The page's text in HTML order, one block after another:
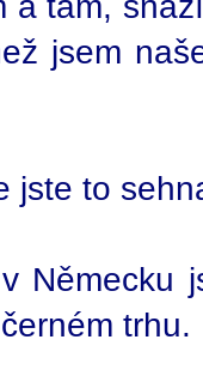
jsem
jste to
Německu
trhu.